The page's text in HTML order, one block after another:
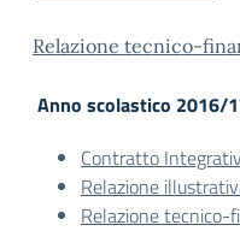
Relazione tecnico-
Anno scolastico 2016/
Contratto
Relazione
Relazione tecnico-